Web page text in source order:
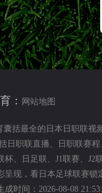
，展望二人
锋 2026世界杯
和红钻的备战
巴VS浦和红钻
： 网站地图
囊括最全的日本日职联视
日职联直播、日职联赛
杯、日足联、J1联赛、J2
呈现，看日本足球联赛锁
成时间：2026-08-08